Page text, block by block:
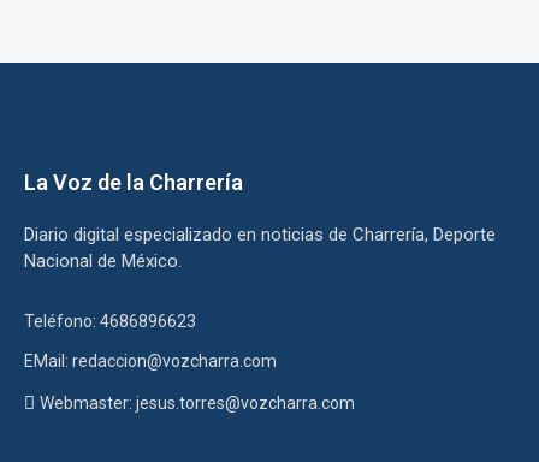
La Voz de la Charrería
Diario digital especializado en noticias de Charrería, Deporte
Nacional de México.
Teléfono: 4686896623
EMail: redaccion@vozcharra.com
Webmaster: jesus.torres@vozcharra.com